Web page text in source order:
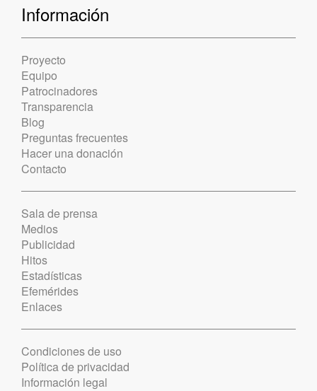
Información
Proyecto
Equipo
Patrocinadores
Transparencia
Blog
Preguntas frecuentes
Hacer una donación
Contacto
Sala de prensa
Medios
Publicidad
Hitos
Estadísticas
Efemérides
Enlaces
Condiciones de uso
Política de privacidad
Información legal